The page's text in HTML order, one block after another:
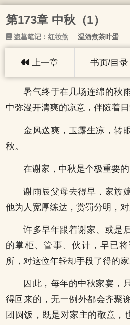
第173章 中秋（1）
盗墓笔记：红妆煞 温酒煮茶叶蛋
上一章 书页/目录
暑气终于在几场连绵的秋
中弥漫开清爽的凉意，伴随着日
金风送爽，玉露生凉，转
秋。
在谢家，中秋是个极重要的
谢雨辰父母去得早，家族
他为人宽厚练达，赏罚分明，对
许多早年跟着谢家、或是
的掌柜、管事、伙计，早已
所，对这位年轻却手段了得的家
因此，每年的中秋家宴，
得回来的，无一例外都会齐聚
团圆饭，既是对家主的敬意，